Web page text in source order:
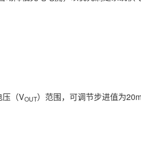
压（VOUT）范围，可调节步进值为